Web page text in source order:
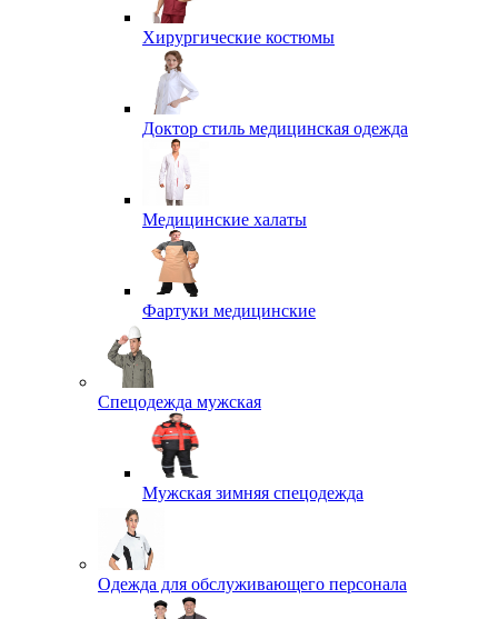
Хирургические костюмы
Доктор стиль медицинская одежда
Медицинские халаты
Фартуки медицинские
Спецодежда мужская
Мужская зимняя спецодежда
Одежда для обслуживающего персонала